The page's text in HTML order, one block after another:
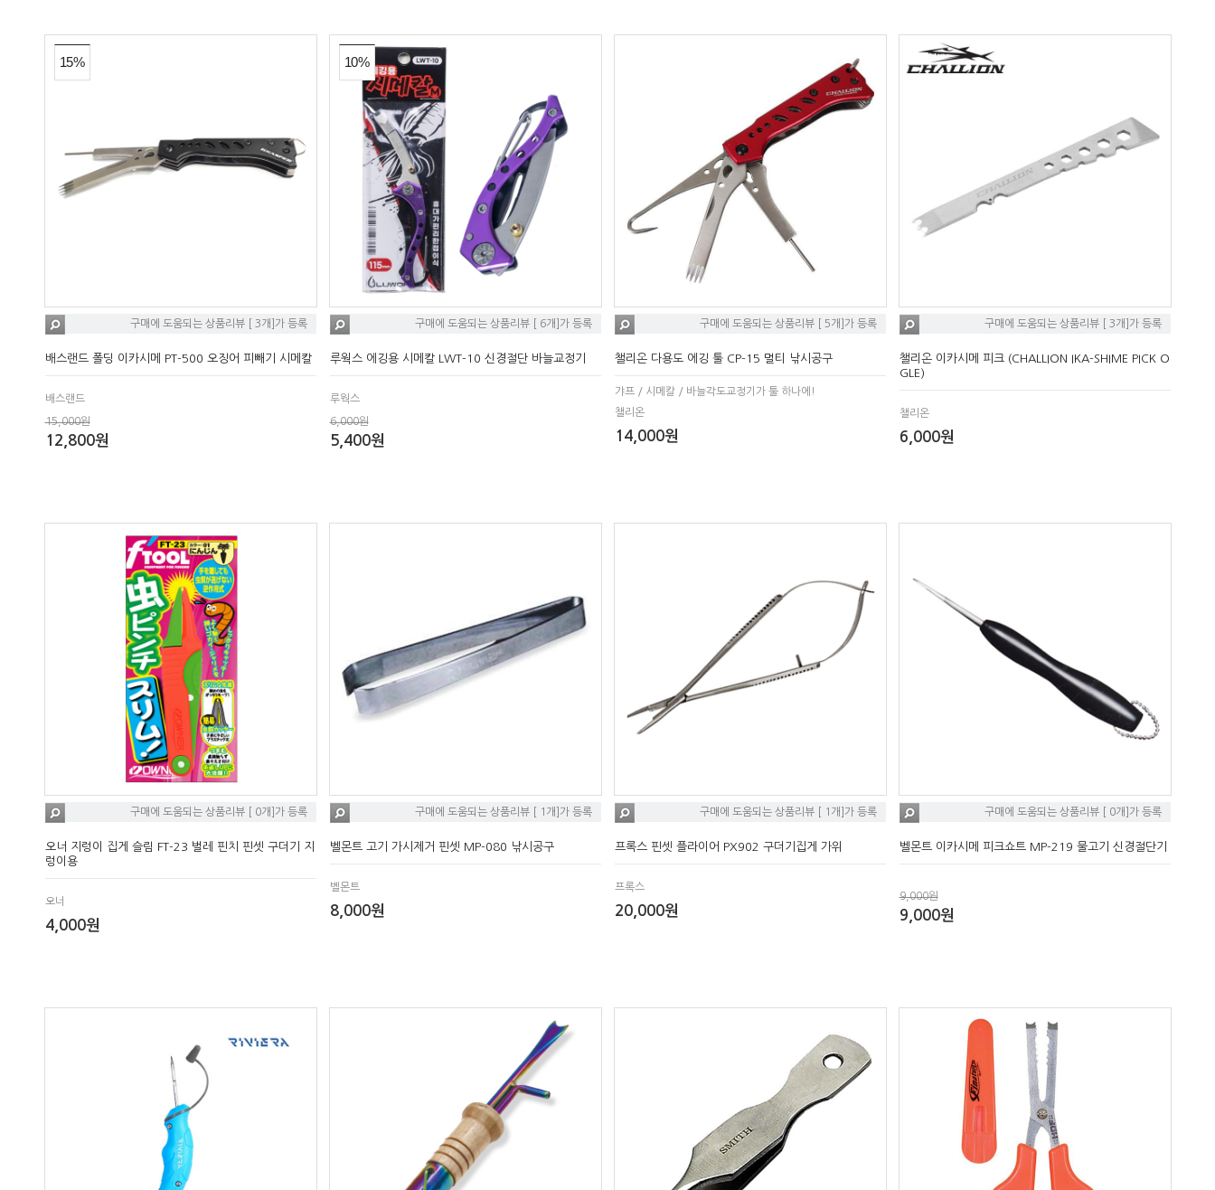
15%
구매에 도움되는 상품리뷰 [ 3개]가 등록
배스랜드 폴딩 이카시메 PT-500 오징어 피빼기 시메칼
배스랜드
15,000원
12,800원
10%
구매에 도움되는 상품리뷰 [ 6개]가 등록
루웍스 에깅용 시메칼 LWT-10 신경절단 바늘교정기
루웍스
6,000원
5,400원
구매에 도움되는 상품리뷰 [ 5개]가 등록
챌리온 다용도 에깅 툴 CP-15 멀티 낚시공구
갸프 / 시메칼 / 바늘각도교정기가 툴 하나에!
챌리온
14,000원
구매에 도움되는 상품리뷰 [ 3개]가 등록
챌리온 이카시메 피크 (CHALLION IKA-SHIME PICK O
GLE)
챌리온
6,000원
구매에 도움되는 상품리뷰 [ 0개]가 등록
오너 지렁이 집게 슬림 FT-23 벌레 핀치 핀셋 구더기 지
렁이용
오너
4,000원
구매에 도움되는 상품리뷰 [ 1개]가 등록
벨몬트 고기 가시제거 핀셋 MP-080 낚시공구
벨몬트
8,000원
구매에 도움되는 상품리뷰 [ 1개]가 등록
프록스 핀셋 플라이어 PX902 구더기집게 가위
프록스
20,000원
구매에 도움되는 상품리뷰 [ 0개]가 등록
벨몬트 이카시메 피크쇼트 MP-219 물고기 신경절단기
9,000원
9,000원